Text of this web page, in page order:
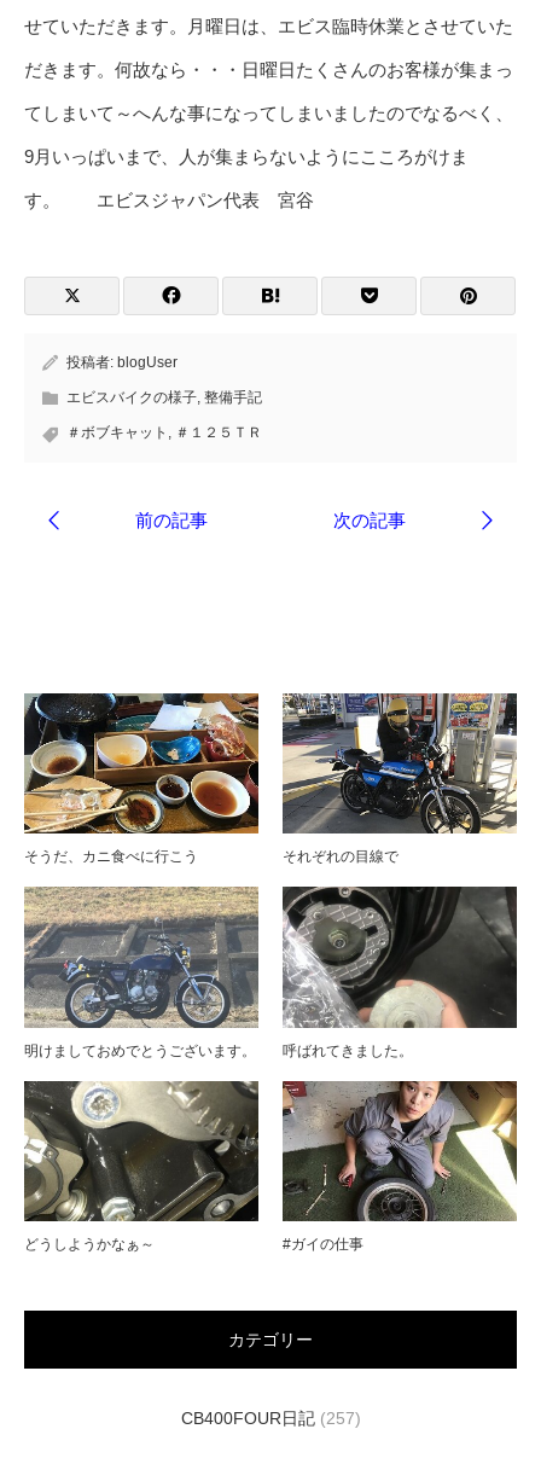
せていただきます。月曜日は、エビス臨時休業とさせていた
だきます。何故なら・・・日曜日たくさんのお客様が集まっ
てしまいて～へんな事になってしまいましたのでなるべく、
9月いっぱいまで、人が集まらないようにこころがけま
す。 エビスジャパン代表 宮谷
投稿者: blogUser
エビスバイクの様子, 整備手記
＃ボブキャット , ＃１２５ＴＲ
そうだ、カニ食べに行こう それぞれの目線で
明けましておめでとうございます。 呼ばれてきました。
どうしようかなぁ～ #ガイの仕事
カテゴリー
CB400FOUR日記(257)